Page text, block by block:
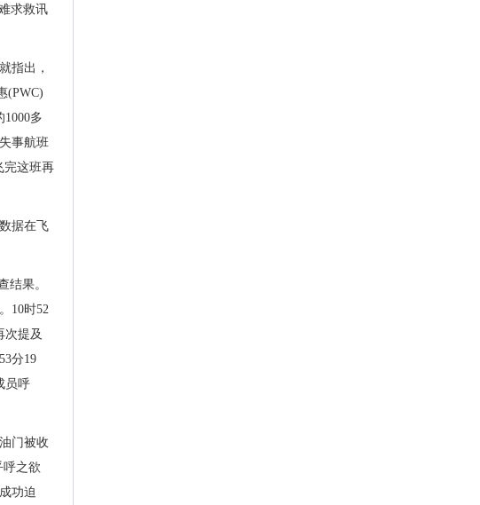
求救讯
指出，
(PWC)
多
事航班
完这班再
据在飞
结果。
10时52
次提及
分19
员呼
门被收
呼之欲
功迫